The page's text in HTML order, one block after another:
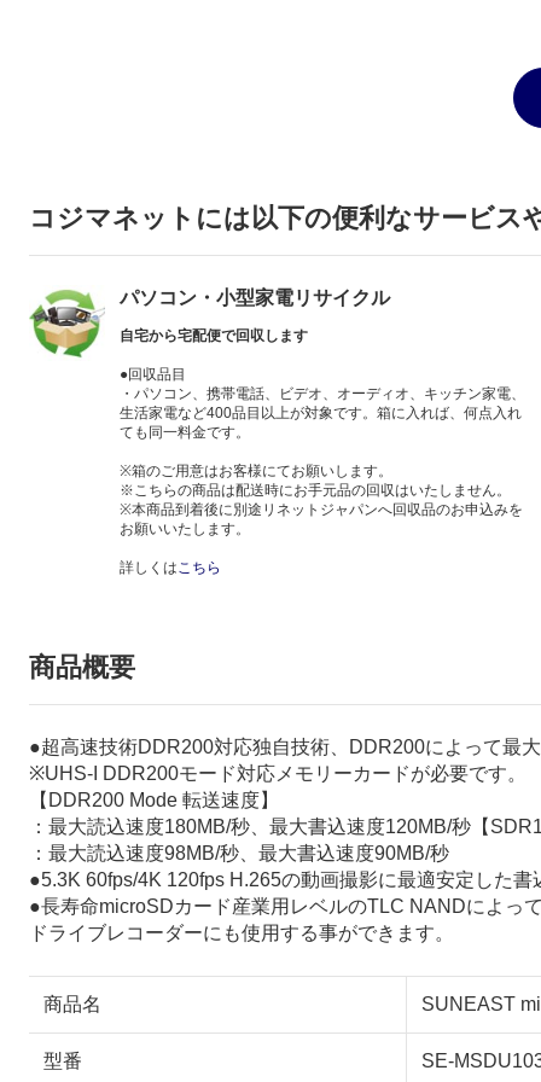
コジマネットには以下の便利なサービス
パソコン・小型家電リサイクル
自宅から宅配便で回収します
●回収品目
・パソコン、携帯電話、ビデオ、オーディオ、キッチン家電、
生活家電など400品目以上が対象です。箱に入れば、何点入れ
ても同一料金です。
※箱のご用意はお客様にてお願いします。
※こちらの商品は配送時にお手元品の回収はいたしません。
※本商品到着後に別途リネットジャパンへ回収品のお申込みを
お願いいたします。
詳しくはこちら
商品概要
●超高速技術DDR200対応独自技術、DDR200によって最
※UHS-I DDR200モード対応メモリーカードが必要です。
【DDR200 Mode 転送速度】
：最大読込速度180MB/秒、最大書込速度120MB/秒【
：最大読込速度98MB/秒、最大書込速度90MB/秒
●5.3K 60fps/4K 120fps H.265の動画撮影に最適安定した
●長寿命microSDカード産業用レベルのTLC NANDによっ
ドライブレコーダーにも使用する事ができます。
商品名 SUNEAST
型番 SE-